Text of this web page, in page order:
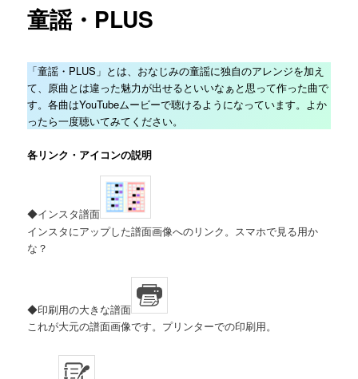
童謡・PLUS
「童謡・PLUS」とは、おなじみの童謡に独自のアレンジを加え
て、原曲とは違った魅力が出せるといいなぁと思って作った曲で
す。各曲はYouTubeムービーで聴けるようになっています。よか
ったら一度聴いてみてください。
各リンク・アイコンの説明
◆インスタ譜面
インスタにアップした譜面画像へのリンク。スマホで見る用か
な？
◆印刷用の大きな譜面
これが大元の譜面画像です。プリンターでの印刷用。